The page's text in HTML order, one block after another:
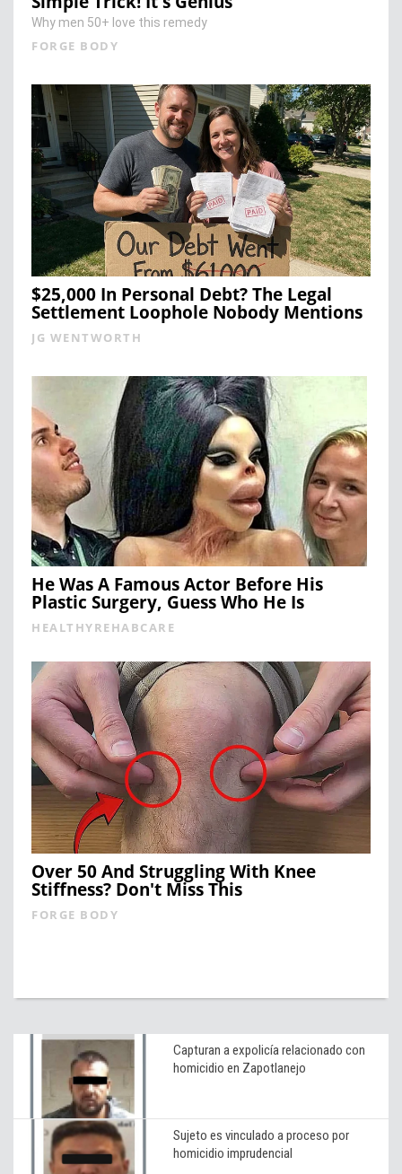
Why men 50+ love this remedy
FORGE BODY
$25,000 In Personal Debt? The Legal
Settlement Loophole Nobody Mentions
JG WENTWORTH
He Was A Famous Actor Before His
Plastic Surgery, Guess Who He Is
HEALTHYREHABCARE
Over 50 And Struggling With Knee
Stiffness? Don't Miss This
FORGE BODY
Capturan a expolicía relacionado con
homicidio en Zapotlanejo
Sujeto es vinculado a proceso por
homicidio imprudencial